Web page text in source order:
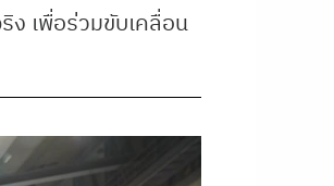
ง เพื่อร่วมขับเคลื่อน